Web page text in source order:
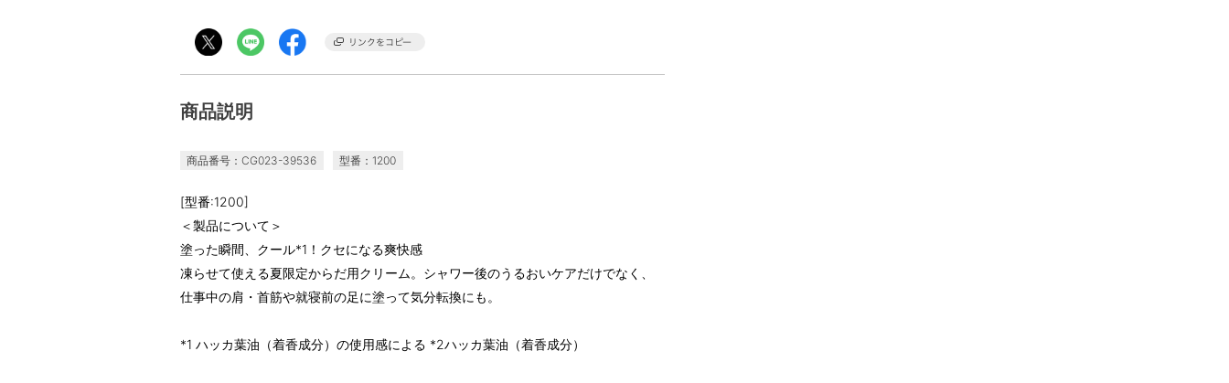
商品説明
商品番号：CG023-39536 型番：1200
[型番:1200]
＜製品について＞
塗った瞬間、クール*1！クセになる爽快感
凍らせて使える夏限定からだ用クリーム。シャワー後のうるおいケアだけでなく、
仕事中の肩・首筋や就寝前の足に塗って気分転換にも。
*1 ハッカ葉油（着香成分）の使用感による *2ハッカ葉油（着香成分）